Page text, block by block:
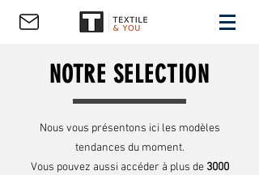
NOTRE SELECTION
Nous vous présentons ici les modèles
tendances du moment.
Vous pouvez aussi accéder à plus de 3000